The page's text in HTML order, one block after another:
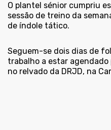
O plantel sénior cumpriu
sessão de treino da
de índole tático.
Seguem-se dois dias de
trabalho a estar
no relvado da DRJD, na